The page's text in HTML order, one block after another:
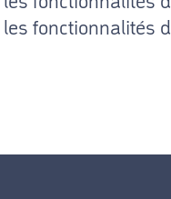
fonctionnalités